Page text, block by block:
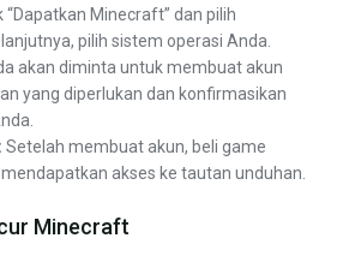
“Dapatkan Minecraft” dan pilih
pilih sistem operasi Anda.
akan diminta untuk membuat akun
yang diperlukan dan konfirmasikan
Setelah membuat akun, beli game
akses ke tautan unduhan.
Minecraft